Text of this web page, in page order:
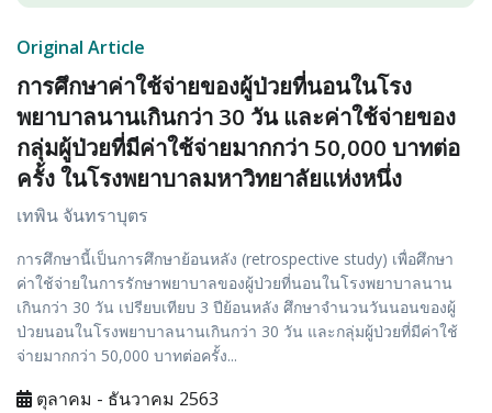
Original Article
การศึกษาค่าใช้จ่ายของผู้ป่วยที่นอนในโรง
พยาบาลนานเกินกว่า 30 วัน และค่าใช้จ่ายของ
กลุ่มผู้ป่วยที่มีค่าใช้จ่ายมากกว่า 50,000 บาทต่อ
ครั้ง ในโรงพยาบาลมหาวิทยาลัยแห่งหนึ่ง
เทพิน จันทราบุตร
การศึกษานี้เป็นการศึกษาย้อนหลัง (retrospective study) เพื่อศึกษา
ค่าใช้จ่ายในการรักษาพยาบาลของผู้ป่วยที่นอนในโรงพยาบาลนาน
เกินกว่า 30 วัน เปรียบเทียบ 3 ปีย้อนหลัง ศึกษาจำนวนวันนอนของผู้
ป่วยนอนในโรงพยาบาลนานเกินกว่า 30 วัน และกลุ่มผู้ป่วยที่มีค่าใช้
จ่ายมากกว่า 50,000 บาทต่อครั้ง...
ตุลาคม - ธันวาคม 2563